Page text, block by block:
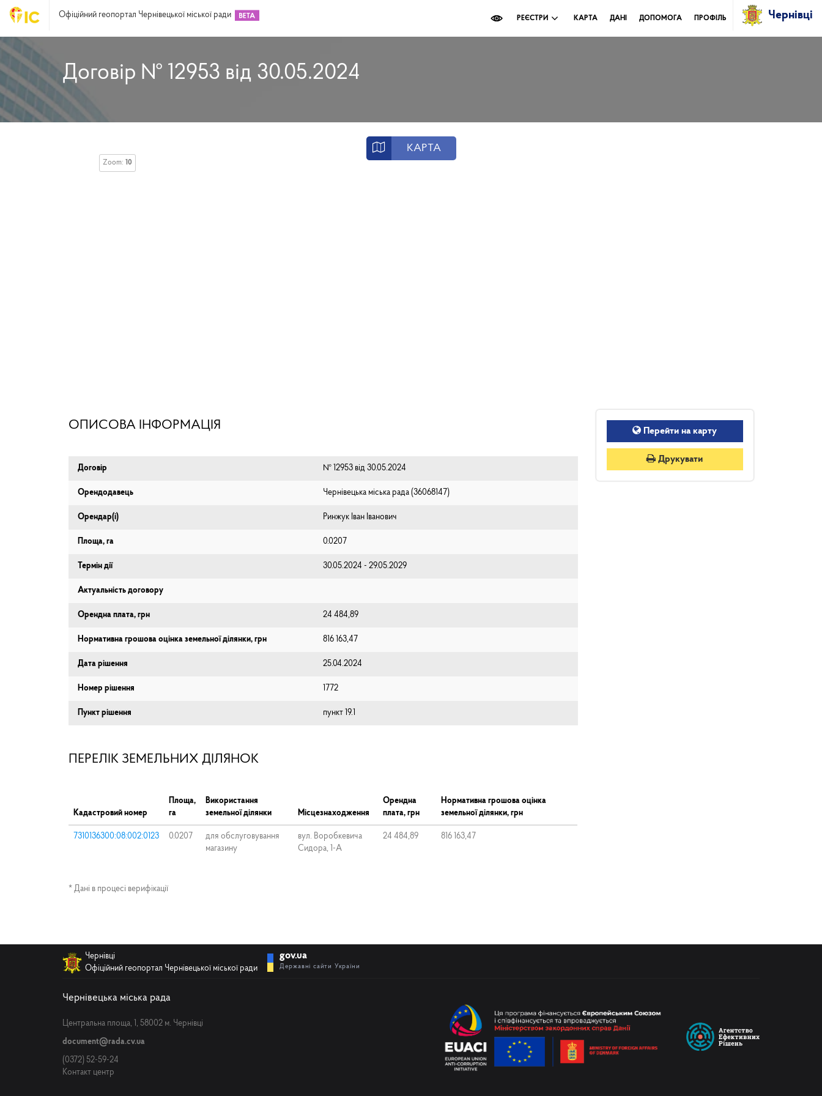
Офіційний геопортал Чернівецької міської ради РЕЄСТРИ КАРТА ДАНІ ДОПОМОГА ПРОФІЛЬ Чернівці
Договір № 12953 від 30.05.2024
КАРТА
Zoom: 10
ОПИСОВА ІНФОРМАЦІЯ
Договір № 12953 від 30.05.2024
Орендодавець Чернівецька міська рада (⁨36068147⁩)
Орендар(і) Ринжук Іван Іванович
Площа, га 0.0207
Термін дії 30.05.2024 - 29.05.2029
Актуальність договору
Орендна плата, грн 24 484,89
Нормативна грошова оцінка земельної ділянки, грн 816 163,47
Дата рішення 25.04.2024
Номер рішення 1772
Пункт рішення пункт 19.1
Перейти на карту
Друкувати
ПЕРЕЛІК ЗЕМЕЛЬНИХ ДІЛЯНОК
Кадастровий номер
Площа,
га
Використання
земельної ділянки
Місцезнаходження
Орендна
плата, грн
Нормативна грошова оцінка
земельної ділянки, грн
7310136300:08:002:0123 0.0207
для обслуговування
магазину
вул. Воробкевича
Сидора, 1-А
24 484,89 816 163,47
* Дані в процесі верифікації
Чернівці
Офіційний геопортал Чернівецької міської ради
gov.ua
Державні сайти України
Чернівецька міська рада
Центральна площа, 1, 58002 м. Чернівці
document@rada.cv.ua
(0372) 52-59-24
Контакт центр